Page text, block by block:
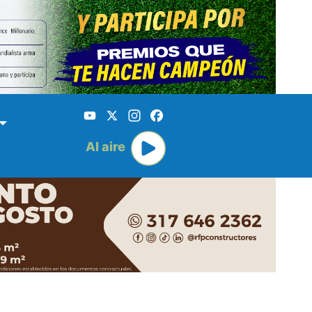
YouTube
X Instagram
Al aire